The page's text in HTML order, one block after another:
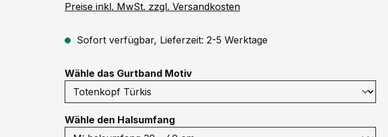
Preise inkl. MwSt. zzgl. Versandkosten
Sofort verfügbar, Lieferzeit: 2-5 Werktage
Wähle das Gurtband Motivauswählen
Wähle den Halsumfangauswählen